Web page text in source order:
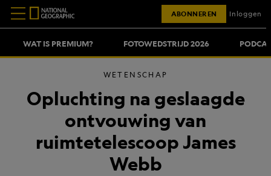
WAT IS PREMIUM? FOTOWEDSTRIJD 2026
ABONNEREN Inloggen
WETENSCHAP
Opluchting na geslaagde
ontvouwing van
ruimtetelescoop James
Webb